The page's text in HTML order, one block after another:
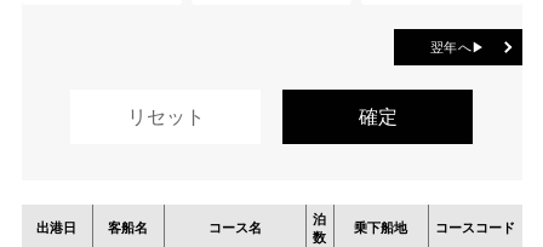
翌年へ▶
出港日 客船名 コース名
泊
数
乗下船地 コースコード